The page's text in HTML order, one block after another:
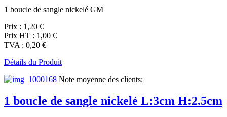
1 boucle de sangle nickelé GM
Prix : 1,20 €
Prix HT : 1,00 €
TVA : 0,20 €
Détails du Produit
Note moyenne des clients:
1 boucle de sangle nickelé L:3cm H:2.5cm